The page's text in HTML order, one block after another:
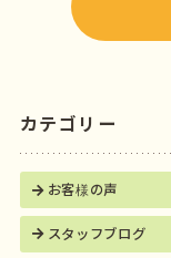
k
カテゴリー
お客様の声
スタッフブログ